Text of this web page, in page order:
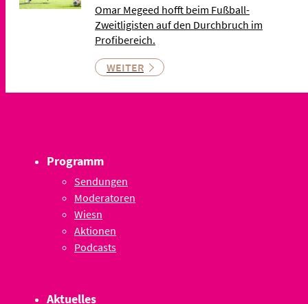
Omar Megeed hofft beim Fußball-
Zweitligisten auf den Durchbruch im
Profibereich.
WEITER
Programm
Sendungen
Moderatoren
Wiesn
Aktionen
Podcasts
Aktuelles